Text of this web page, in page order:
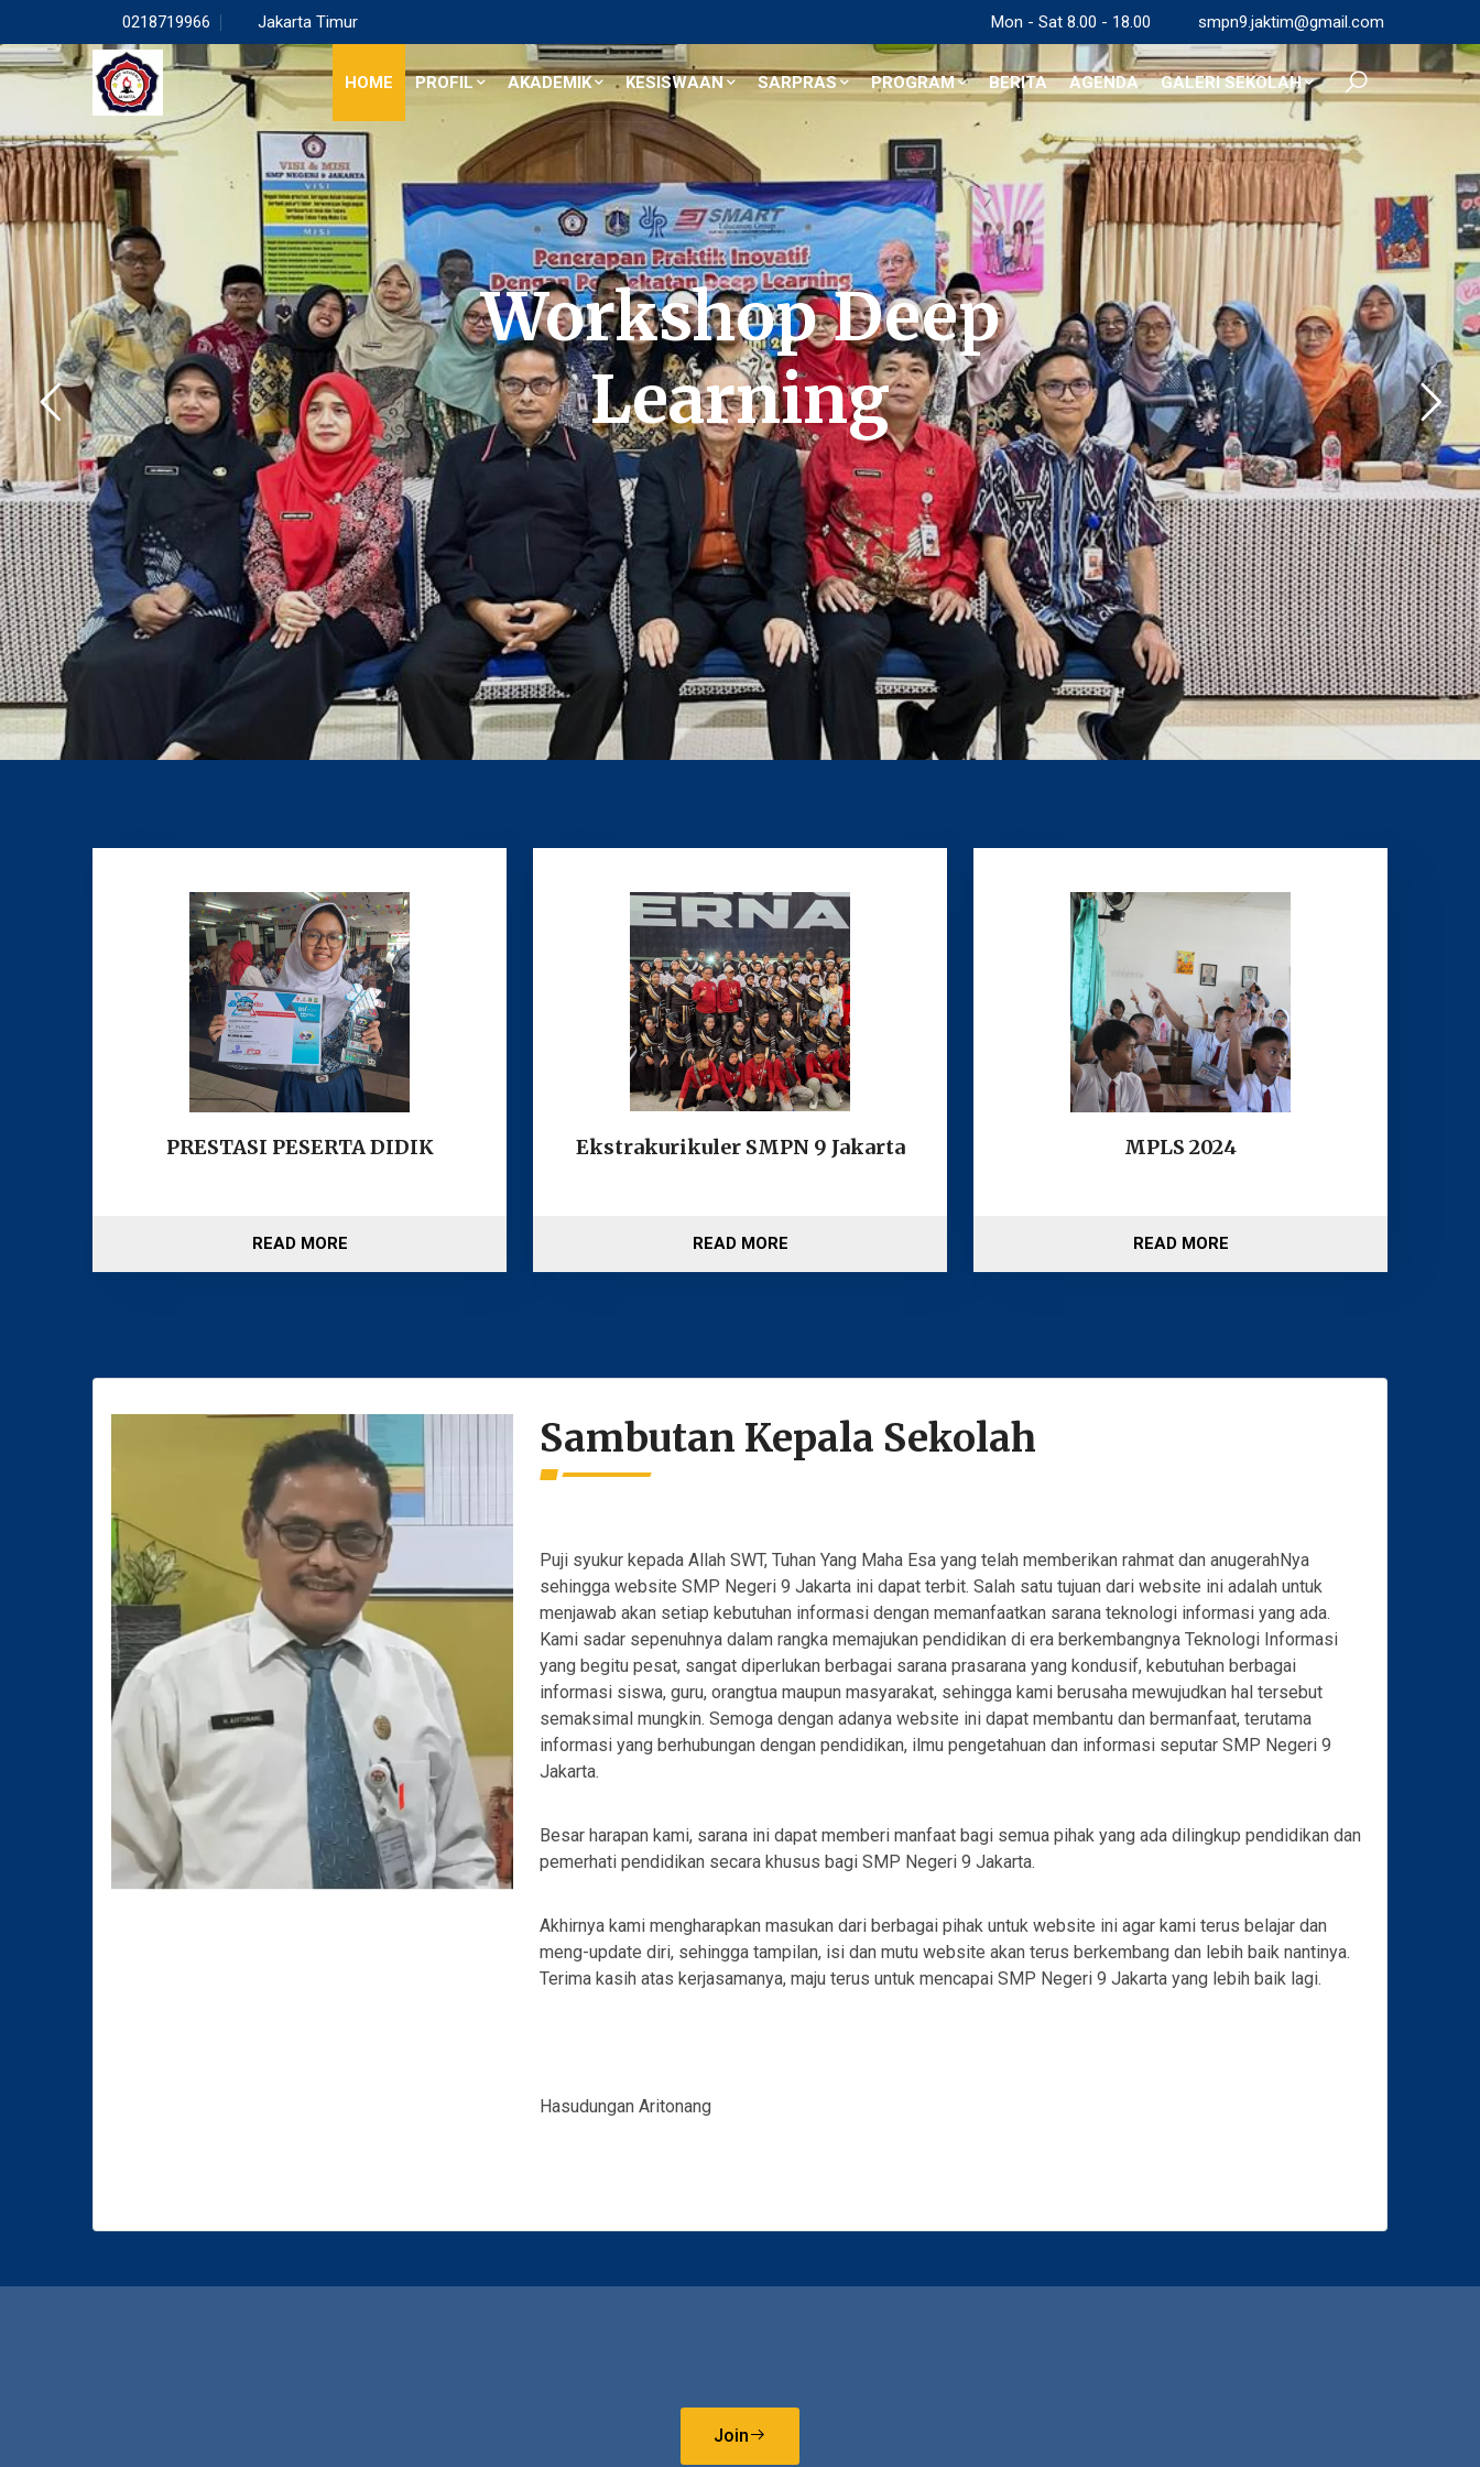
0218719966 Jakarta Timur Mon - Sat 8.00 - 18.00 smpn9.jaktim@gmail.com
HOME PROFIL AKADEMIK KESISWAAN SARPRAS PROGRAM BERITA AGENDA GALERI SEKOLAH
Workshop Deep
Learning
PRESTASI PESERTA DIDIK
READ MORE
Ekstrakurikuler SMPN 9 Jakarta
READ MORE
MPLS 2024
READ MORE
Sambutan Kepala Sekolah
Puji syukur kepada Allah SWT, Tuhan Yang Maha Esa yang telah memberikan rahmat dan anugerahNya
sehingga website SMP Negeri 9 Jakarta ini dapat terbit. Salah satu tujuan dari website ini adalah untuk
menjawab akan setiap kebutuhan informasi dengan memanfaatkan sarana teknologi informasi yang ada.
Kami sadar sepenuhnya dalam rangka memajukan pendidikan di era berkembangnya Teknologi Informasi
yang begitu pesat, sangat diperlukan berbagai sarana prasarana yang kondusif, kebutuhan berbagai
informasi siswa, guru, orangtua maupun masyarakat, sehingga kami berusaha mewujudkan hal tersebut
semaksimal mungkin. Semoga dengan adanya website ini dapat membantu dan bermanfaat, terutama
informasi yang berhubungan dengan pendidikan, ilmu pengetahuan dan informasi seputar SMP Negeri 9
Jakarta.
Besar harapan kami, sarana ini dapat memberi manfaat bagi semua pihak yang ada dilingkup pendidikan dan
pemerhati pendidikan secara khusus bagi SMP Negeri 9 Jakarta.
Akhirnya kami mengharapkan masukan dari berbagai pihak untuk website ini agar kami terus belajar dan
meng-update diri, sehingga tampilan, isi dan mutu website akan terus berkembang dan lebih baik nantinya.
Terima kasih atas kerjasamanya, maju terus untuk mencapai SMP Negeri 9 Jakarta yang lebih baik lagi.
Hasudungan Aritonang
Join